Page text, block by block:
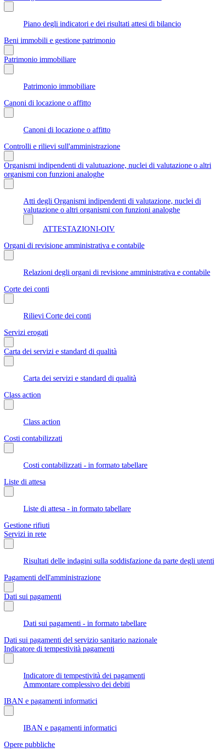
Piano degli indicatori e dei risultati attesi di bilancio
Beni immobili e gestione patrimonio
Patrimonio immobiliare
Patrimonio immobiliare
Canoni di locazione o affitto
Canoni di locazione o affitto
Controlli e rilievi sull'amministrazione
Organismi indipendenti di valutuazione, nuclei di valutazione o altri
organismi con funzioni analoghe
Atti degli Organismi indipendenti di valutazione, nuclei di
valutazione o altri organismi con funzioni analoghe
ATTESTAZIONI-OIV
Organi di revisione amministrativa e contabile
Relazioni degli organi di revisione amministrativa e contabile
Corte dei conti
Rilievi Corte dei conti
Servizi erogati
Carta dei servizi e standard di qualità
Carta dei servizi e standard di qualità
Class action
Class action
Costi contabilizzati
Costi contabilizzati - in formato tabellare
Liste di attesa
Liste di attesa - in formato tabellare
Gestione rifiuti
Servizi in rete
Risultati delle indagini sulla soddisfazione da parte degli utenti
Pagamenti dell'amministrazione
Dati sui pagamenti
Dati sui pagamenti - in formato tabellare
Dati sui pagamenti del servizio sanitario nazionale
Indicatore di tempestività pagamenti
Indicatore di tempestività dei pagamenti
Ammontare complessivo dei debiti
IBAN e pagamenti informatici
IBAN e pagamenti informatici
Opere pubbliche